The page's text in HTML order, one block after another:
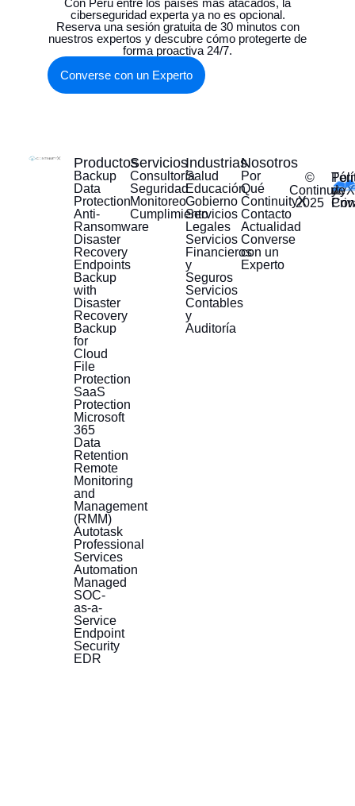
ciberseguridad experta ya no es opcional.
Reserva una sesión gratuita de 30 minutos con
nuestros expertos y descubre cómo protegerte de
forma proactiva 24/7.
Converse con un Experto
Productos
Backup
Data
Protection
Anti-
Ransomware
Disaster
Recovery
Endpoints
Backup
with
Disaster
Recovery
Backup
for
Cloud
File
Protection
SaaS
Protection
Microsoft
365
Data
Retention
Remote
Monitoring
and
Management
(RMM)
Autotask
Professional
Services
Automation
Managed
SOC-
as-a-
Service
Endpoint
Security
EDR
Servicios
Consultoría
Seguridad
Monitoreo
Cumplimiento
Industrias
Salud
Educación
Gobierno
Servicios
Legales
Servicios
Financieros
y
Seguros
Servicios
Contables
y
Auditoría
Nosotros
Por
Qué
ContinuityX
Contacto
Actualidad
Converse
con un
Experto
©
ContinuityX
2025
y
de